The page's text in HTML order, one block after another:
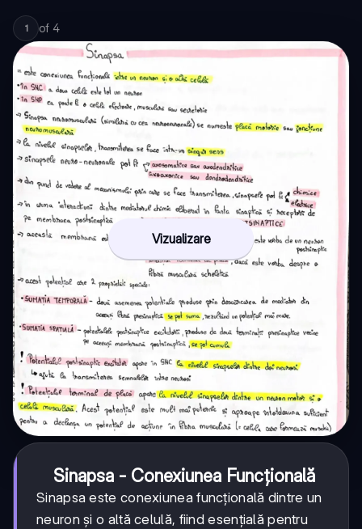
1 of 4
Vizualizare
Sinapsa - Conexiunea Funcțională
Sinapsa este conexiunea funcțională dintre un
neuron și o altă celulă, fiind esențială pentru